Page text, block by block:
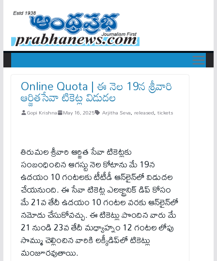
Online Quota | ఈ నెల 19న శ్రీ‌వారి
ఆర్జితసేవా టికెట్ల విడుదల
Gopi Krishna May 16, 2025 Arjitha Seva, released, tickets
తిరుమ‌ల శ్రీ‌వారి ఆర్జిత సేవా టికెట్లకు
సంబంధించిన ఆగ‌స్టు నెల కోటాను మే 19న
ఉదయం 10 గంట‌ల‌కు టీటీడీ ఆన్‌లైన్‌లో విడుదల
చేయ‌నుంది. ఈ సేవా టికెట్ల ఎలక్ట్రానిక్ డిప్ కోసం
మే 21వ తేదీ ఉదయం 10 గంటల వరకు ఆన్‌లైన్‌లో
నమోదు చేసుకోవచ్చు. ఈ టికెట్లు పొందిన వారు మే
21 నుండి 23వ తేదీ మధ్యాహ్నం 12 గంటల లోపు
సొమ్ము చెల్లించిన వారికి లక్కీడిప్‌లో టికెట్లు
మంజూరవుతాయి.